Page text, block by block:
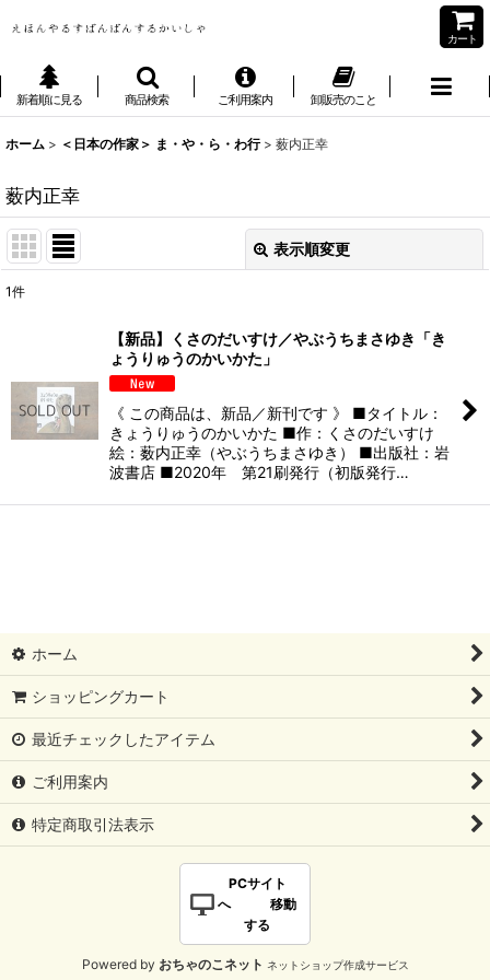
カート
新着順に見る 商品検索 ご利用案内 卸販売のこと
ホーム > ＜日本の作家＞ ま・や・ら・わ行 > 薮内正幸
薮内正幸
表示順変更
絞り込む
1件
【新品】くさのだいすけ／やぶうちまさゆき「き
ょうりゅうのかいかた」
《 この商品は、新品／新刊です 》 ■タイトル：
きょうりゅうのかいかた ■作：くさのだいすけ
絵：薮内正幸（やぶうちまさゆき） ■出版社：岩
波書店 ■2020年 第21刷発行（初版発行…
ホーム
ショッピングカート
最近チェックしたアイテム
ご利用案内
特定商取引法表示
PCサイト
へ 移動
する
Powered by おちゃのこネット ネットショップ作成サービス